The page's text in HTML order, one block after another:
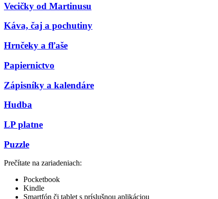
Vecičky od Martinusu
Káva, čaj a pochutiny
Hrnčeky a fľaše
Papiernictvo
Zápisníky a kalendáre
Hudba
LP platne
Puzzle
Prečítate na zariadeniach:
Pocketbook
Kindle
Smartfón či tablet s príslušnou aplikáciou